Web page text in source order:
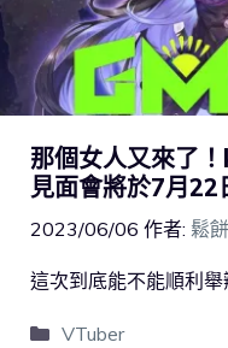
那個女人又來了
見面會將於7月22
2023/06/06 作者: 鬆餅
這次到底能不能順利
VTuber